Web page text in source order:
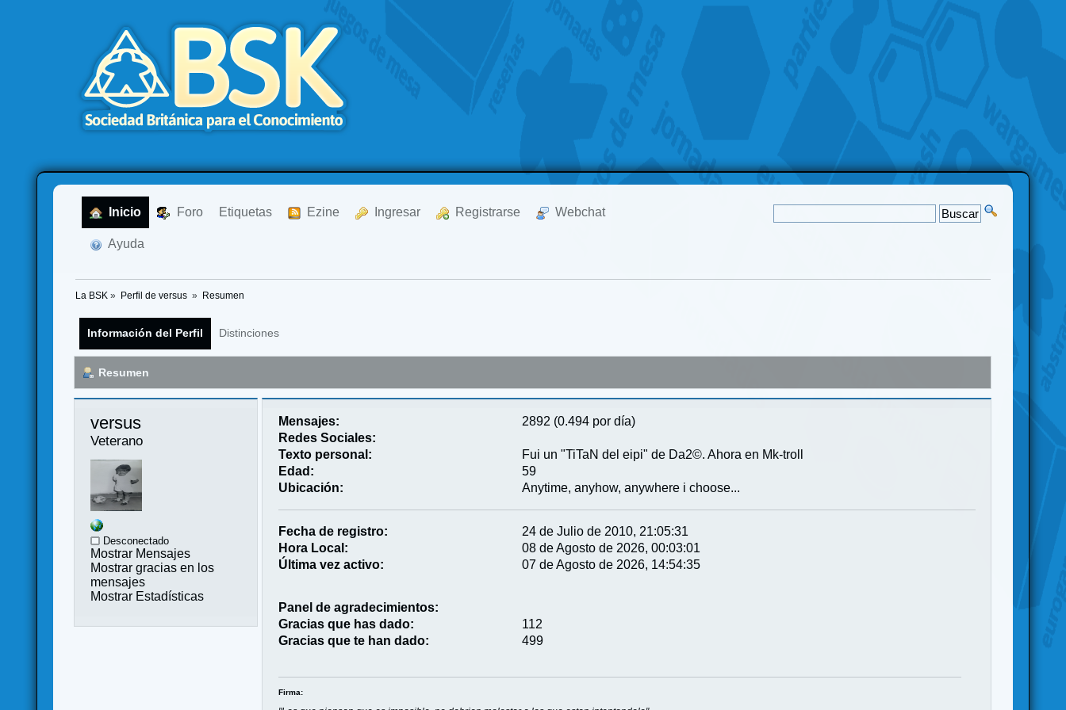
Inicio Foro Etiquetas Ezine Ingresar Registrarse Webchat
Ayuda
La BSK » Perfil de versus » Resumen
Información del Perfil Distinciones
Resumen
versus
Veterano
Desconectado
Mostrar Mensajes
Mostrar gracias en los
mensajes
Mostrar Estadísticas
Mensajes:
2892 (0.494 por día)
Redes Sociales:
Texto personal:
Fui un "TiTaN del eipi" de Da2©. Ahora en Mk-troll
Edad:
59
Ubicación:
Anytime, anyhow, anywhere i choose...
Fecha de registro:
24 de Julio de 2010, 21:05:31
Hora Local:
08 de Agosto de 2026, 00:03:01
Última vez activo:
07 de Agosto de 2026, 14:54:35
Panel de agradecimientos:
Gracias que has dado:
112
Gracias que te han dado:
499
Firma: